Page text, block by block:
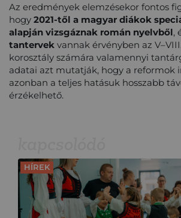
Az eredmények elemzésekor fontos
hogy 2021-től a magyar diákok
alapján vizsgáznak román nyelvből,
tantervek vannak érvényben az
korosztály számára valamennyi
adatai azt mutatják, hogy a reformok
azonban a teljes hatásuk hosszabb
érzékelhető.
HÍREK